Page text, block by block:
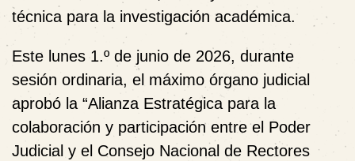
técnica para la investigación académica.
Este lunes 1.º de junio de 2026, durante
sesión ordinaria, el máximo órgano judicial
aprobó la “Alianza Estratégica para la
colaboración y participación entre el Poder
Judicial y el Consejo Nacional de Rectores